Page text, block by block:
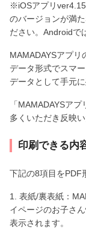
※iOSアプリ
のバージョンが満
ださい。Androidで
MAMADAYSアプリ
データ形式でスマ
データとして手元
「MAMADAYSア
多くいただき反映い
印刷できる内
下記の8項目をPDF
1. 表紙/裏表紙：
イページのお子さ
表示されます。